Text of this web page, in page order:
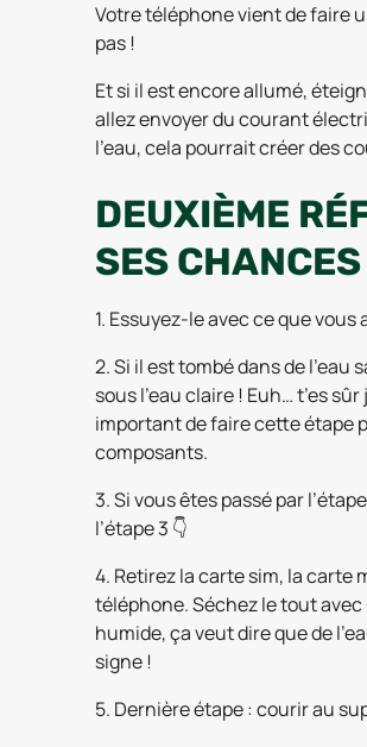
Votre téléphone vient de faire
pas !
Et si il est encore allumé,
allez envoyer du courant
l’eau, cela pourrait créer des
DEUXIÈME
SES CHANCES
1. Essuyez-le avec ce que vous
2. Si il est tombé dans de
sous l’eau claire ! Euh… t’es
important de faire cette étape
composants.
3. Si vous êtes passé par
l’étape 3 👇
4. Retirez la carte sim, la carte
téléphone. Séchez le tout
humide, ça veut dire que de
signe !
5. Dernière étape : courir au